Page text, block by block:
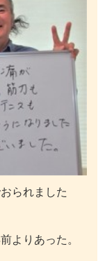
られました
よりあった。